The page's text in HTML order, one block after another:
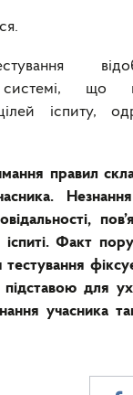
системі, що
іспиту,
правил
іспиті. Факт
для
учасника